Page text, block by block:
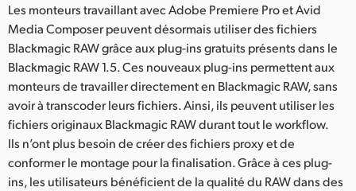
Sweden
Chinese Taipei
Turkey
UAE
Ukraine
United Kingdom
Les monteurs travaillant avec Adobe Premiere Pro et Avid
Media Composer peuvent désormais utiliser des fichiers
Blackmagic RAW grâce aux plug-ins gratuits présents dans le
Blackmagic RAW 1.5. Ces nouveaux plug-ins permettent aux
monteurs de travailler directement en Blackmagic RAW, sans
avoir à transcoder leurs fichiers. Ainsi, ils peuvent utiliser les
fichiers originaux Blackmagic RAW durant tout le workflow.
Ils n’ont plus besoin de créer des fichiers proxy et de
conformer le montage pour la finalisation. Grâce à ces plug-
ins, les utilisateurs bénéficient de la qualité du RAW dans des